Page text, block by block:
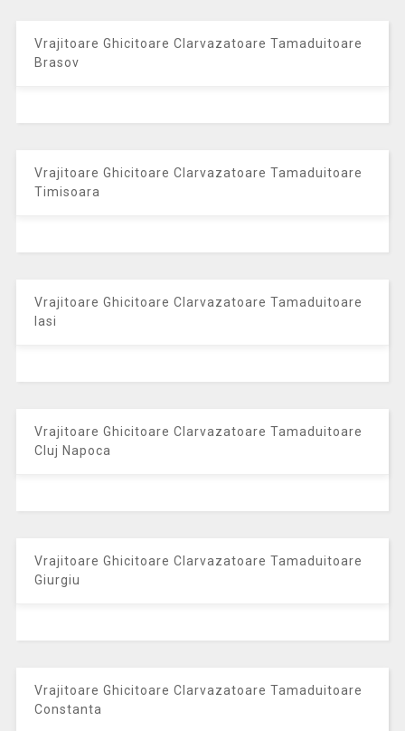
Vrajitoare Ghicitoare Clarvazatoare Tamaduitoare
Brasov
Vrajitoare Ghicitoare Clarvazatoare Tamaduitoare
Timisoara
Vrajitoare Ghicitoare Clarvazatoare Tamaduitoare
Iasi
Vrajitoare Ghicitoare Clarvazatoare Tamaduitoare
Cluj Napoca
Vrajitoare Ghicitoare Clarvazatoare Tamaduitoare
Giurgiu
Vrajitoare Ghicitoare Clarvazatoare Tamaduitoare
Constanta